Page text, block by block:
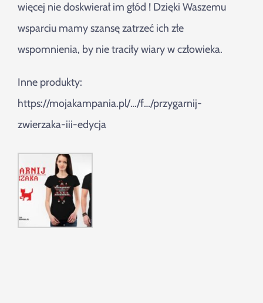
więcej nie doskwierał im głód ! Dzięki Waszemu
wsparciu mamy szansę zatrzeć ich złe
wspomnienia, by nie traciły wiary w człowieka.
Inne produkty:
https://mojakampania.pl/…/f…/przygarnij-
zwierzaka-iii-edycja